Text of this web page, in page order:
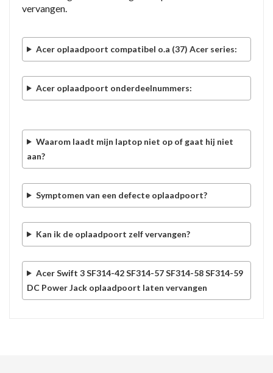
vervangen.
Acer oplaadpoort compatibel o.a (37) Acer series:
Acer oplaadpoort onderdeelnummers:
Waarom laadt mijn laptop niet op of gaat hij niet
aan?
Symptomen van een defecte oplaadpoort?
Kan ik de oplaadpoort zelf vervangen?
Acer Swift 3 SF314-42 SF314-57 SF314-58 SF314-59
DC Power Jack oplaadpoort laten vervangen